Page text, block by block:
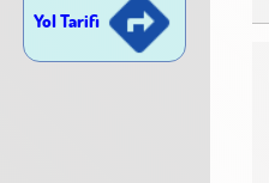
Yol Tarifi